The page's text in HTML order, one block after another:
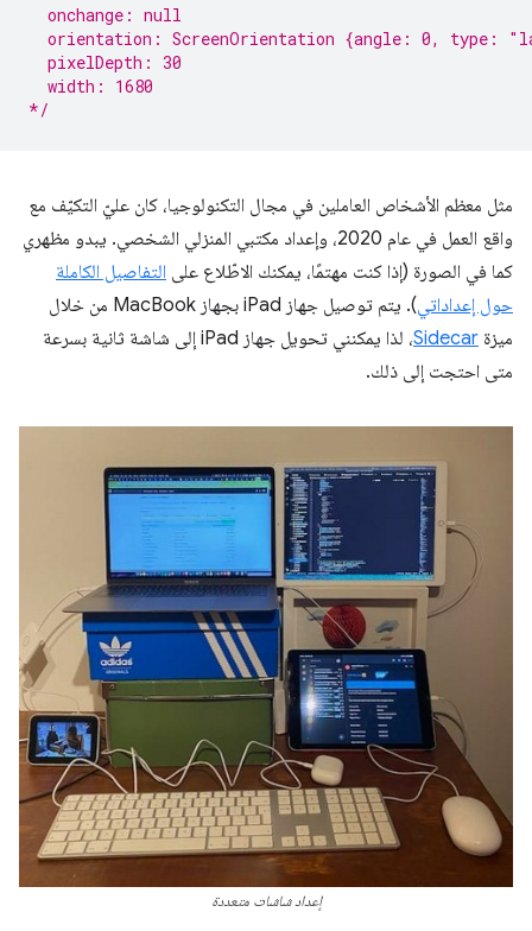
  onchange: null
orientation: ScreenOrientation {angle: 0, type:
  pixelDepth: 30
  width: 1680
*/
مثل معظم الأشخاص العاملين في مجال التكنولوجيا، كان عليّ التكيّف مع
واقع العمل في عام 2020، وإعداد مكتبي المنزلي الشخصي. يبدو مظهري
كما في الصورة (إذا كنت مهتمًا، يمكنك الاطّلاع على التفاصيل الكاملة
حول إعداداتي
). يتم توصيل جهاز iPad بجهاز MacBook من خلال
ميزة Sidecar
، لذا يمكنني تحويل جهاز iPad إلى شاشة ثانية بسرعة
متى احتجت إلى ذلك.
إعداد شاشات متعددة